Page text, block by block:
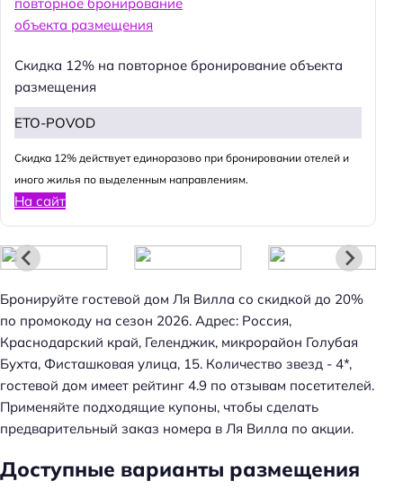
Скидка 12% на повторное бронирование объекта
размещения
ETO-POVOD
Cкидка 12% действует единоразово при бронировании отелей и
иного жилья по выделенным направлениям.
На сайт
Бронируйте гостевой дом Ля Вилла со скидкой до 20%
по промокоду на сезон 2026. Адрес: Россия,
Краснодарский край, Геленджик, микрорайон Голубая
Бухта, Фисташковая улица, 15. Количество звезд - 4*,
гостевой дом имеет рейтинг 4.9 по отзывам посетителей.
Применяйте подходящие купоны, чтобы сделать
предварительный заказ номера в Ля Вилла по акции.
Доступные варианты размещения
й